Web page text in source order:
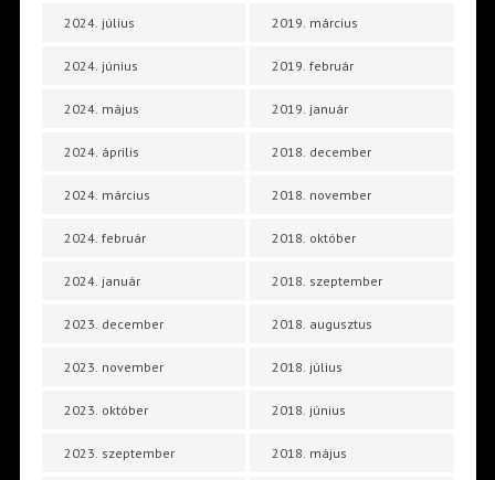
2024. július
2024. június
2024. május
2024. április
2024. március
2024. február
2024. január
2023. december
2023. november
2023. október
2023. szeptember
2019. március
2019. február
2019. január
2018. december
2018. november
2018. október
2018. szeptember
2018. augusztus
2018. július
2018. június
2018. május